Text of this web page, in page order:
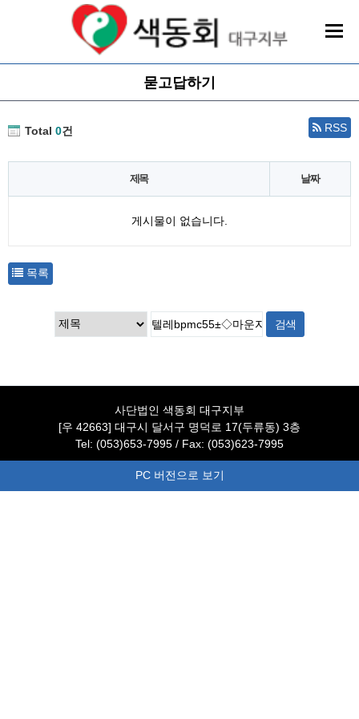
묻고답하기
Total 0건 RSS
제목 날짜
게시물이 없습니다.
목록
사단법인 색동회 대구지부
[우 42663] 대구시 달서구 명덕로 17(두류동) 3층
Tel: (053)653-7995 / Fax: (053)623-7995
PC 버전으로 보기